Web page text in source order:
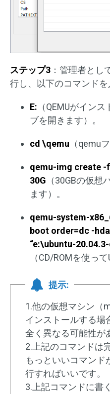
ステップ3 ：管理者とし
行し、以下のコマンドを
E: （QEMUがイン
ブを開きます）。
cd \qemu （qemu
qemu-img create -
30G （30GBの仮
ます）。
qemu-system-
boot order=dc -
“e:\ubuntu-
（CD/ROMを使っ
提示:
1.他の仮想マシン（
インストールする
全く異なる可能性が
2.上記のコマンドは
もっといいコマンド
行すればいいです。
3.上記コマンドに書